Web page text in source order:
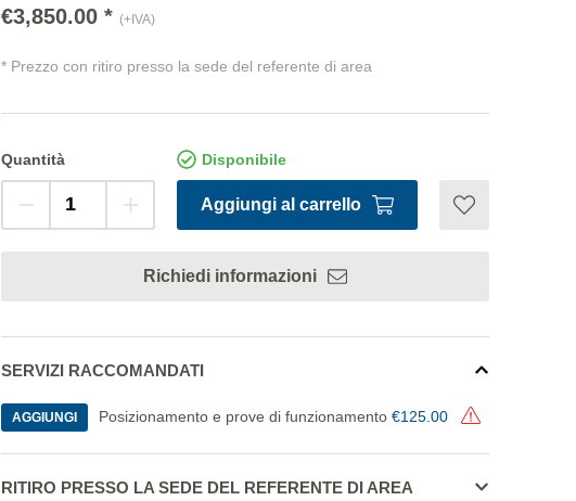
€3,850.00 * (+IVA)
* Prezzo con ritiro presso la sede del referente di area
Quantità Disponibile
Aggiungi al carrello
Richiedi informazioni
SERVIZI RACCOMANDATI
AGGIUNGI Posizionamento e prove di funzionamento€125.00
RITIRO PRESSO LA SEDE DEL REFERENTE DI AREA